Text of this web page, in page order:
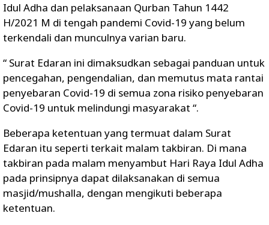
Idul Adha dan pelaksanaan Qurban Tahun 1442
H/2021 M di tengah pandemi Covid-19 yang belum
terkendali dan munculnya varian baru.
“ Surat Edaran ini dimaksudkan sebagai panduan untuk
pencegahan, pengendalian, dan memutus mata rantai
penyebaran Covid-19 di semua zona risiko penyebaran
Covid-19 untuk melindungi masyarakat “.
Beberapa ketentuan yang termuat dalam Surat
Edaran itu seperti terkait malam takbiran. Di mana
takbiran pada malam menyambut Hari Raya Idul Adha
pada prinsipnya dapat dilaksanakan di semua
masjid/mushalla, dengan mengikuti beberapa
ketentuan.